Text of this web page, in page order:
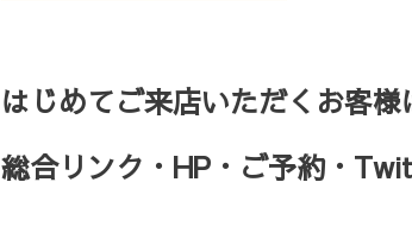
はじめてご来店いただくお客
総合リンク・HP・ご予約・